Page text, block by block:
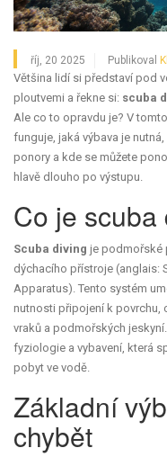
říj, 20 2025 Publikoval
Většina lidí si představí pod
ploutvemi a řekne si: scuba
Ale co to opravdu je? V
funguje, jaká výbava je
ponory a kde se můžete
hlavě dlouho po výstupu.
Co je scuba
Scuba diving je podmořské
dýchacího přístroje (anglais:
Apparatus). Tento systém
nutnosti připojení k povrchu,
vraků a podmořských jeskyní.
fyziologie a vybavení, která
pobyt ve vodě.
Základní
chybět